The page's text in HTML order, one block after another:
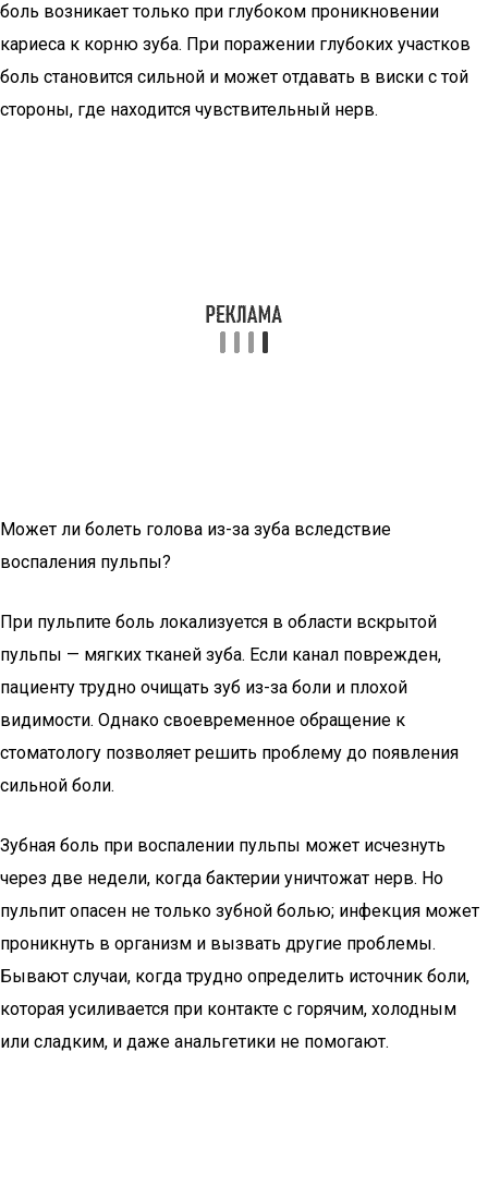
боль возникает только при глубоком проникновении
кариеса к корню зуба. При поражении глубоких участков
боль становится сильной и может отдавать в виски с той
стороны, где находится чувствительный нерв.
Может ли болеть голова из-за зуба вследствие
воспаления пульпы?
При пульпите боль локализуется в области вскрытой
пульпы — мягких тканей зуба. Если канал поврежден,
пациенту трудно очищать зуб из-за боли и плохой
видимости. Однако своевременное обращение к
стоматологу позволяет решить проблему до появления
сильной боли.
Зубная боль при воспалении пульпы может исчезнуть
через две недели, когда бактерии уничтожат нерв. Но
пульпит опасен не только зубной болью; инфекция может
проникнуть в организм и вызвать другие проблемы.
Бывают случаи, когда трудно определить источник боли,
которая усиливается при контакте с горячим, холодным
или сладким, и даже анальгетики не помогают.